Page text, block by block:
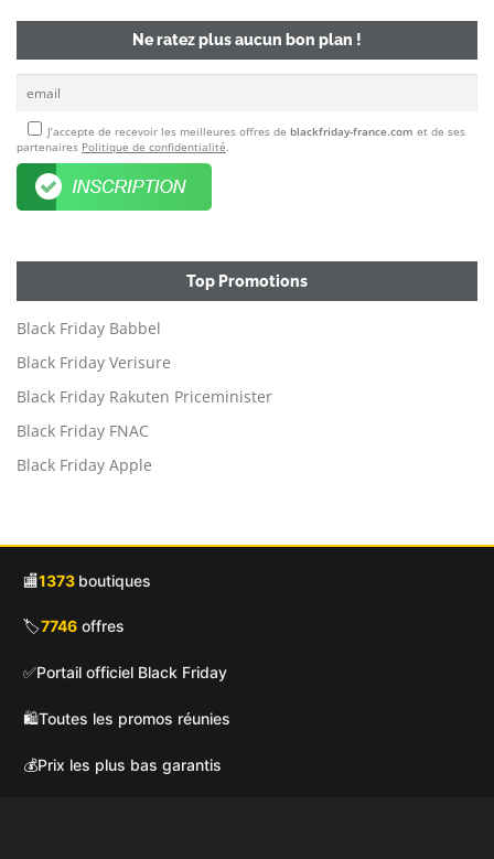
Ne ratez plus aucun bon plan !
J’accepte de recevoir les meilleures offres de blackfriday-france.com et de ses
partenaires Politique de confidentialité
Top Promotions
Black Friday Babbel
Black Friday Verisure
Black Friday Rakuten Priceminister
Black Friday FNAC
Black Friday Apple
🏬1373 boutiques
🏷️7746 offres
✅Portail officiel Black Friday
🛍️Toutes les promos réunies
💰Prix les plus bas garantis